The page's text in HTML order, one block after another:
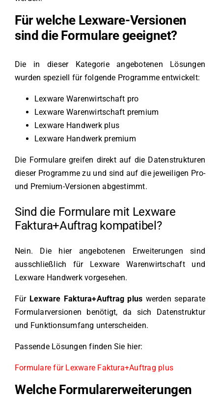
Für welche Lexware-Versionen
sind die Formulare geeignet?
Die in dieser Kategorie angebotenen Lösungen
wurden speziell für folgende Programme entwickelt:
Lexware Warenwirtschaft pro
Lexware Warenwirtschaft premium
Lexware Handwerk plus
Lexware Handwerk premium
Die Formulare greifen direkt auf die Datenstrukturen
dieser Programme zu und sind auf die jeweiligen Pro-
und Premium-Versionen abgestimmt.
Sind die Formulare mit Lexware
Faktura+Auftrag kompatibel?
Nein. Die hier angebotenen Erweiterungen sind
ausschließlich für Lexware Warenwirtschaft und
Lexware Handwerk vorgesehen.
Für Lexware Faktura+Auftrag plus werden separate
Formularversionen benötigt, da sich Datenstruktur
und Funktionsumfang unterscheiden.
Passende Lösungen finden Sie hier:
Formulare für Lexware Faktura+Auftrag plus
Welche Formularerweiterungen